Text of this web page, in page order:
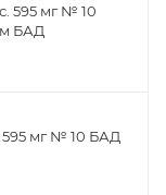
595 мг № 10
БАД
595 мг № 10 БАД